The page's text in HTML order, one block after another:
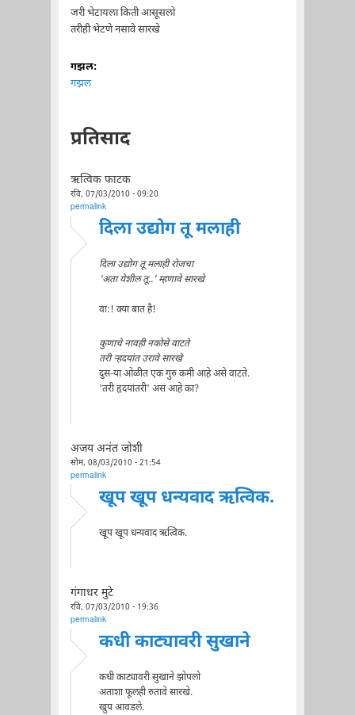
जरी भेटायला किती आसूसलो
तरीही भेटणे नसावे सारखे
गझल:
गझल
प्रतिसाद
ऋत्विक फाटक
रवि, 07/03/2010 - 09:20
permalink
दिला उद्योग तू मलाही
दिला उद्योग तू मलाही रोजचा
'अता येशील तू..' म्हणावे सारखे
वा:! क्या बात है!
कुणाचे नावही नकोसे वाटते
तरी र्‍हदयांत उरावे सारखे
दुस-या ओळीत एक गुरु कमी आहे असे वाटते.
'तरी हृदयांतरी' असं आहे का?
अजय अनंत जोशी
सोम, 08/03/2010 - 21:54
permalink
खूप खूप धन्यवाद ऋत्विक.
खूप खूप धन्यवाद ऋत्विक.
गंगाधर मुटे
रवि, 07/03/2010 - 19:36
permalink
कधी काट्यावरी सुखाने
कधी काट्यावरी सुखाने झोपलो
अताशा फूलही रुतावे सारखे.
खुप आवडले.